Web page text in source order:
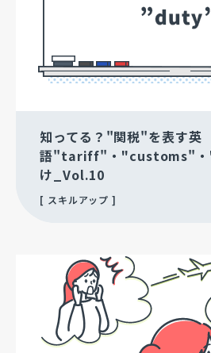
知ってる？"関税"を表す英
語"tariff"・"customs"・
け_Vol.10
スキルアップ